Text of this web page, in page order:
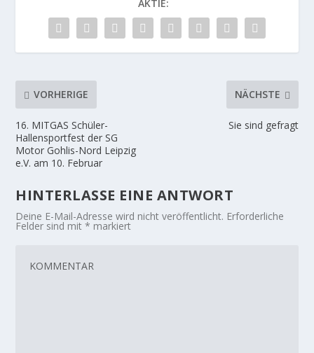
AKTIE:
VORHERIGE
16. MITGAS Schüler-
Hallensportfest der SG
Motor Gohlis-Nord Leipzig
e.V. am 10. Februar
NÄCHSTE
Sie sind gefragt
HINTERLASSE EINE ANTWORT
Deine E-Mail-Adresse wird nicht veröffentlicht. Erforderliche
Felder sind mit* markiert